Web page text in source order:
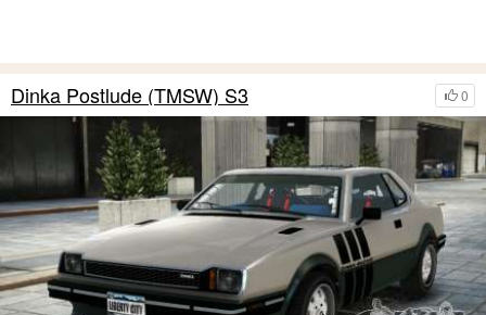
0
Dinka Postlude (TMSW) S3